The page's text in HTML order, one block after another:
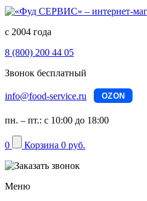
с 2004 года
8 (800) 200 44 05
Звонок бесплатный
info@food-service.ru OZON
пн. – пт.: с 10:00 до 18:00
0 Корзина 0 руб.
Меню